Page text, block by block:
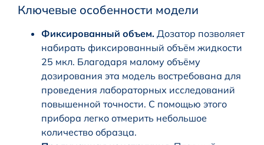
Ключевые особенности модели
Фиксированный объем. Дозатор позволяет
набирать фиксированный объём жидкости
25 мкл. Благодаря малому объёму
дозирования эта модель востребована для
проведения лабораторных исследований
повышенной точности. С помощью этого
прибора легко отмерить небольшое
количество образца.